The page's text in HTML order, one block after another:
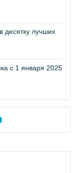
десятку лучших
с 1 января 2025